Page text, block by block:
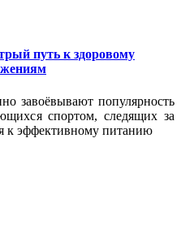
путь к здоровому
завоёвывают популярность
спортом, следящих за
к эффективному питанию